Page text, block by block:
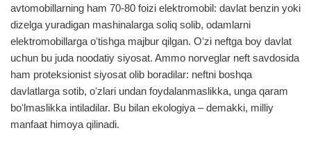
avtomobillarning ham 70-80 foizi elektromobil: davlat benzin yoki
dizelga yuradigan mashinalarga soliq solib, odamlarni
elektromobillarga oʻtishga majbur qilgan. Oʻzi neftga boy davlat
uchun bu juda noodatiy siyosat. Ammo norveglar neft savdosida
ham proteksionist siyosat olib boradilar: neftni boshqa
davlatlarga sotib, oʻzlari undan foydalanmaslikka, unga qaram
boʻlmaslikka intiladilar. Bu bilan ekologiya – demakki, milliy
manfaat himoya qilinadi.